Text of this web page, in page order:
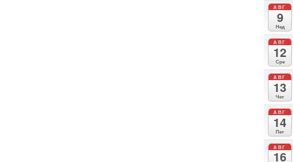
АВГ
9
Нед
АВГ
12
Сре
АВГ
13
Чет
АВГ
14
Пет
АВГ
16